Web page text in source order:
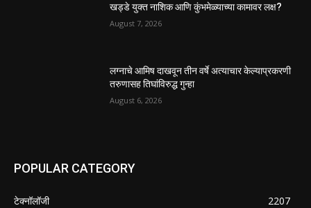
खड्डे युक्त नाशिक आणि कुंभमेळ्याच्या कामावर लक्ष?
August 7, 2026
लग्नाचे आमिष दाखवून तीन वर्षे अत्याचार केल्याप्रकरणी
तरुणासह तिघांविरुद्ध गुन्हा
August 6, 2026
POPULAR CATEGORY
टेक्नॉलॉजी
2207